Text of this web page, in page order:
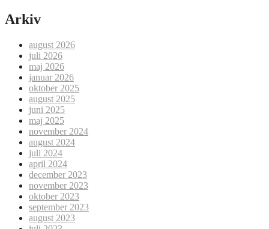
Arkiv
august 2026
juli 2026
maj 2026
januar 2026
oktober 2025
august 2025
juni 2025
maj 2025
november 2024
august 2024
juli 2024
april 2024
december 2023
november 2023
oktober 2023
september 2023
august 2023